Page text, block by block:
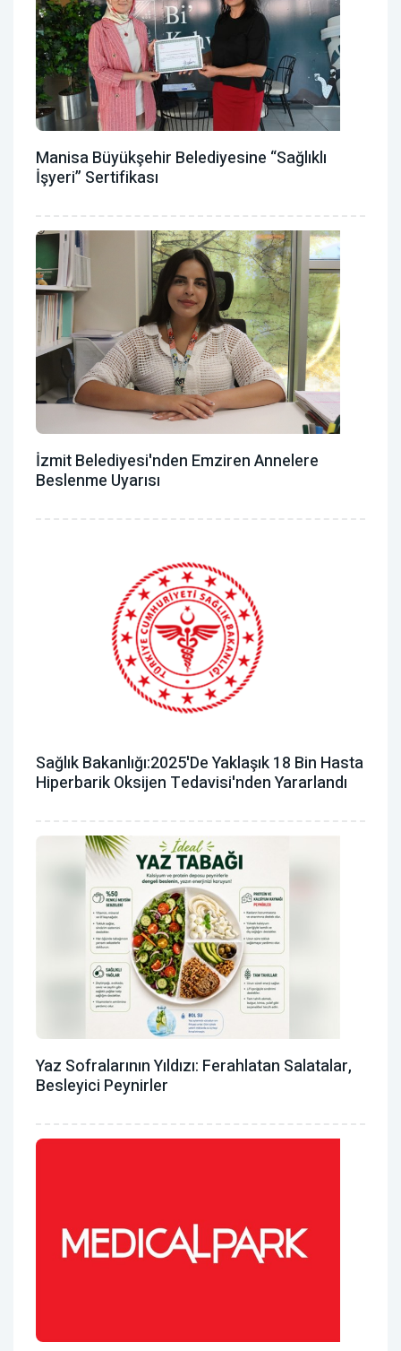
Manisa Büyükşehir Belediyesine “Sağlıklı
İşyeri” Sertifikası
İzmit Belediyesi'nden Emziren Annelere
Beslenme Uyarısı
Sağlık Bakanlığı:2025'de Yaklaşık 18 Bin Hasta
Hiperbarik Oksijen Tedavisi'nden Yararlandı
Yaz Sofralarının Yıldızı: Ferahlatan Salatalar,
Besleyici Peynirler